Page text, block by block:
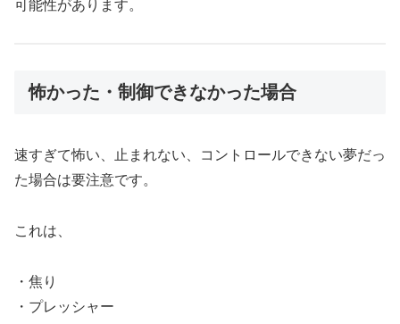
可能性があります。
怖かった・制御できなかった場合
速すぎて怖い、止まれない、コントロールできない夢だっ
た場合は要注意です。
これは、
・焦り
・プレッシャー